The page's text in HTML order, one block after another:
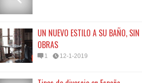
UN NUEVO ESTILO A SU BAÑO, SIN
OBRAS
1 12-1-2019